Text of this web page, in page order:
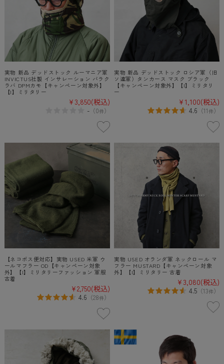
実物 新品 デッドストック ルーマニア軍
INVICTUS社製 インサレーション バラク
ラバ DPMカモ【キャンペーン対象外】
【I】ミリタリー
¥3,850(税込)
-（0件）
実物 新品 デッドストック ロシア軍（旧
ソ連軍）タンカース マスク ブラック
【キャンペーン対象外】【I】ミリタリ
ー
¥1,100(税込)
4.6 （11件）
【ネコポス便対応】実物 USED 米軍 ウ
ールマフラー OD【キャンペーン対象
外】【I】ミリタリーファッション 軍服
古着
¥2,750(税込)
4.6 （28件）
実物 USED オランダ軍 ネックロール マ
フラー MUSTARD【キャンペーン対象
外】【I】ミリタリー 古着
¥3,080(税込)
4.5 （13件）